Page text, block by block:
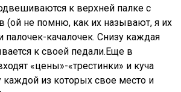
к верхней палке с
не помню, как их называют, я их
палочек-качалочек. Снизу каждая
к своей педали.Еще в
«цены»-«трестинки» и куча
каждой из которых свое место и